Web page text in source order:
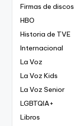
Firmas de discos
HBO
Historia de TVE
Internacional
La Voz
La Voz Kids
La Voz Senior
LGBTQIA+
Libros